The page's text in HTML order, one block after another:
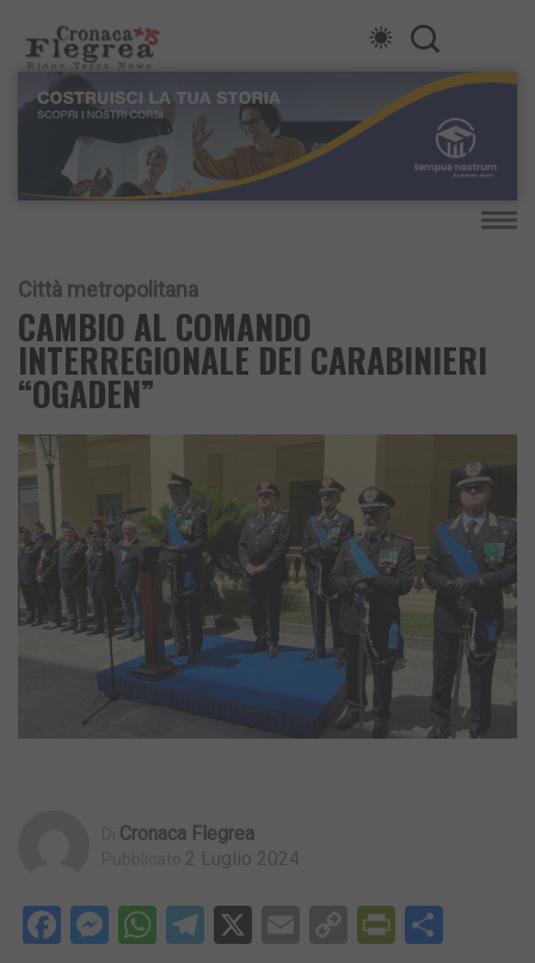
Città metropolitana
CAMBIO AL COMANDO
INTERREGIONALE DEI CARABINIERI
“OGADEN”
Cronaca Flegrea
2 Luglio 2024
Facebook
Messenger
WhatsApp
Telegram
X EmailCopy